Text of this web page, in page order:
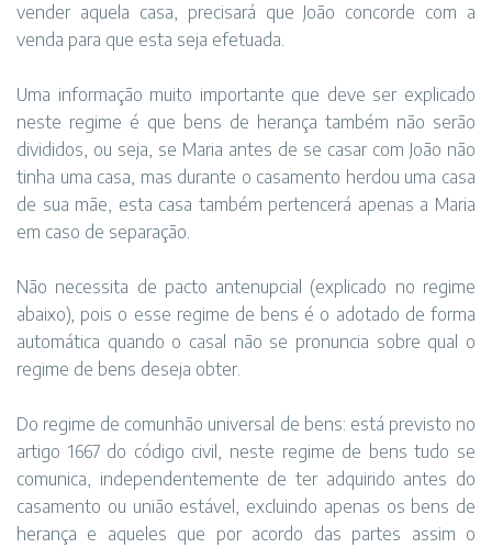
vender aquela casa, precisará que João concorde com a
venda para que esta seja efetuada.
Uma informação muito importante que deve ser explicado
neste regime é que bens de herança também não serão
divididos, ou seja, se Maria antes de se casar com João não
tinha uma casa, mas durante o casamento herdou uma casa
de sua mãe, esta casa também pertencerá apenas a Maria
em caso de separação.
Não necessita de pacto antenupcial (explicado no regime
abaixo), pois o esse regime de bens é o adotado de forma
automática quando o casal não se pronuncia sobre qual o
regime de bens deseja obter.
Do regime de comunhão universal de bens: está previsto no
artigo 1667 do código civil, neste regime de bens tudo se
comunica, independentemente de ter adquirido antes do
casamento ou união estável, excluindo apenas os bens de
herança e aqueles que por acordo das partes assim o